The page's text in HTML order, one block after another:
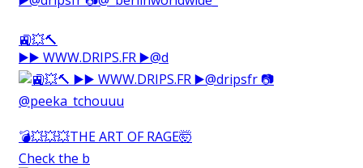
🚉💥🔨⁠
▶️▶️ WWW.DRIPS.FR ▶️@d
💣💥💥💥THE ART OF RAGE🤯⁠
Check the b